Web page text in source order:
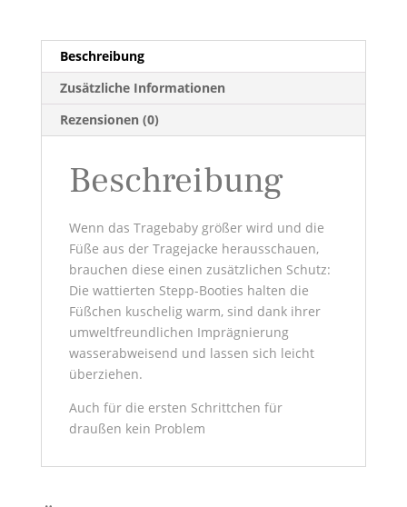
Beschreibung
Zusätzliche Informationen
Rezensionen (0)
Beschreibung
Wenn das Tragebaby größer wird und die
Füße aus der Tragejacke herausschauen,
brauchen diese einen zusätzlichen Schutz:
Die wattierten Stepp-Booties halten die
Füßchen kuschelig warm, sind dank ihrer
umweltfreundlichen Imprägnierung
wasserabweisend und lassen sich leicht
überziehen.
Auch für die ersten Schrittchen für
draußen kein Problem